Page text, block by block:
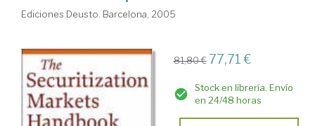
Ediciones Deusto. Barcelona, 2005
81,80 € 77,71 €
Stock en librería. Envío
en 24/48 horas